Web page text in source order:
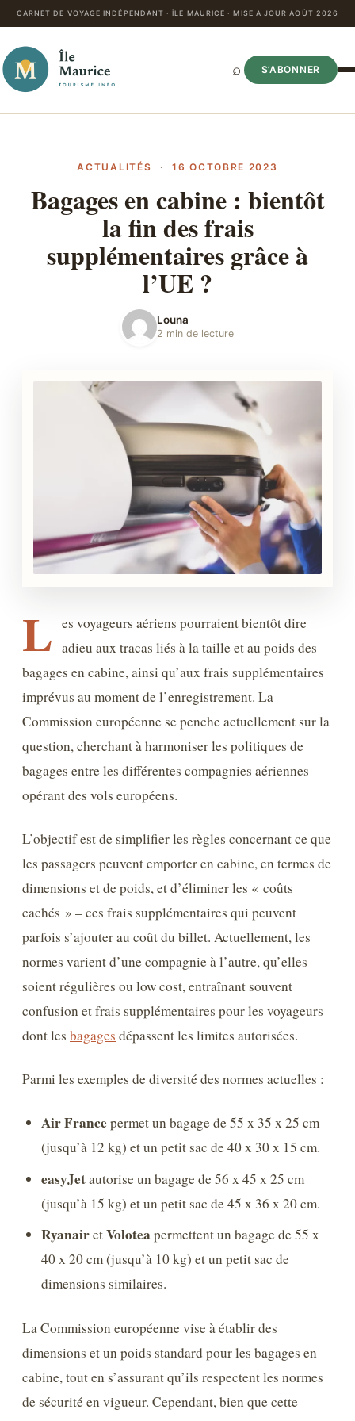
CARNET DE VOYAGE INDÉPENDANT · ÎLE MAURICE · MISE À JOUR AOÛT 2026
⌕ S’ABONNER
ACTUALITÉS · 16 OCTOBRE 2023
Bagages en cabine : bientôt
la fin des frais
supplémentaires grâce à
l’UE ?
Louna
2 min de lecture
L es voyageurs aériens pourraient bientôt dire
adieu aux tracas liés à la taille et au poids des
bagages en cabine, ainsi qu’aux frais supplémentaires
imprévus au moment de l’enregistrement. La
Commission européenne se penche actuellement sur la
question, cherchant à harmoniser les politiques de
bagages entre les différentes compagnies aériennes
opérant des vols européens.
L’objectif est de simplifier les règles concernant ce que
les passagers peuvent emporter en cabine, en termes de
dimensions et de poids, et d’éliminer les « coûts
cachés » – ces frais supplémentaires qui peuvent
parfois s’ajouter au coût du billet. Actuellement, les
normes varient d’une compagnie à l’autre, qu’elles
soient régulières ou low cost, entraînant souvent
confusion et frais supplémentaires pour les voyageurs
dont les bagages dépassent les limites autorisées.
Parmi les exemples de diversité des normes actuelles :
Air Francepermet un bagage de 55 x 35 x 25 cm
(jusqu’à 12 kg) et un petit sac de 40 x 30 x 15 cm.
easyJetautorise un bagage de 56 x 45 x 25 cm
(jusqu’à 15 kg) et un petit sac de 45 x 36 x 20 cm.
RyanairetVolotea permettent un bagage de 55 x
40 x 20 cm (jusqu’à 10 kg) et un petit sac de
dimensions similaires.
La Commission européenne vise à établir des
dimensions et un poids standard pour les bagages en
cabine, tout en s’assurant qu’ils respectent les normes
de sécurité en vigueur. Cependant, bien que cette